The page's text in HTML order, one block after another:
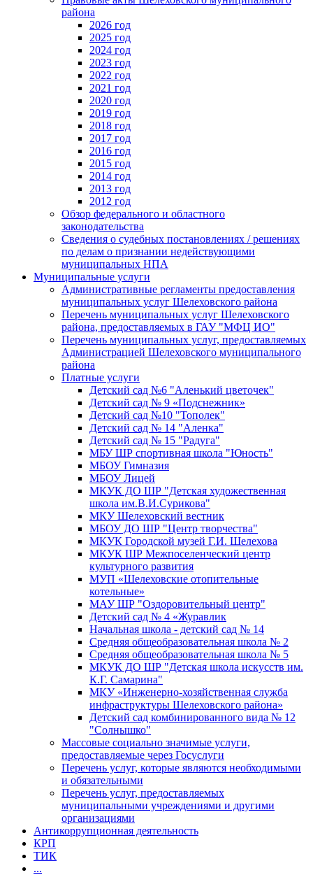
района
2026 год
2025 год
2024 год
2023 год
2022 год
2021 год
2020 год
2019 год
2018 год
2017 год
2016 год
2015 год
2014 год
2013 год
2012 год
Обзор федерального и областного
законодательства
Сведения о судебных постановлениях / решениях
по делам о признании недействующими
муниципальных НПА
Муниципальные услуги
Административные регламенты предоставления
муниципальных услуг Шелеховского района
Перечень муниципальных услуг Шелеховского
района, предоставляемых в ГАУ "МФЦ ИО"
Перечень муниципальных услуг, предоставляемых
Администрацией Шелеховского муниципального
района
Платные услуги
Детский сад №6 "Аленький цветочек"
Детский сад № 9 «Подснежник»
Детский сад №10 "Тополек"
Детский сад № 14 "Аленка"
Детский сад № 15 "Радуга"
МБУ ШР спортивная школа "Юность"
МБОУ Гимназия
МБОУ Лицей
МКУК ДО ШР "Детская художественная
школа им.В.И.Сурикова"
МКУ Шелеховский вестник
МБОУ ДО ШР "Центр творчества"
МКУК Городской музей Г.И. Шелехова
МКУК ШР Межпоселенческий центр
культурного развития
МУП «Шелеховские отопительные
котельные»
МАУ ШР "Оздоровительный центр"
Детский сад № 4 «Журавлик
Начальная школа - детский сад № 14
Средняя общеобразовательная школа № 2
Средняя общеобразовательная школа № 5
МКУК ДО ШР "Детская школа искусств им.
К.Г. Самарина"
МКУ «Инженерно-хозяйственная служба
инфраструктуры Шелеховского района»
Детский сад комбинированного вида № 12
"Солнышко"
Массовые социально значимые услуги,
предоставляемые через Госуслуги
Перечень услуг, которые являются необходимыми
и обязательными
Перечень услуг, предоставляемых
муниципальными учреждениями и другими
организациями
Антикоррупционная деятельность
КРП
ТИК
...